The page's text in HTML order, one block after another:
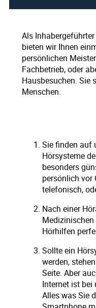
Als
bieten wir Ihnen
persönlichen
Fachbetrieb, oder
Hausbesuchen. Sie
Menschen.
Sie finden auf
Hörsysteme
besonders
persönlich vor
telefonisch,
Nach einer
Hörhilfen
Sollte ein
werden,
Seite. Aber
Internet ist bei
Alles was Sie